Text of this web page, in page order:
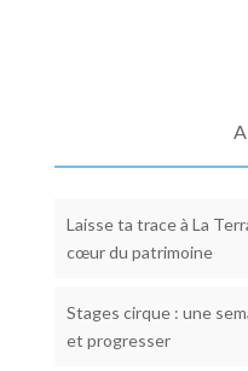
Laisse ta trace à La
cœur du patrimoine
Stages cirque : une
et progresser